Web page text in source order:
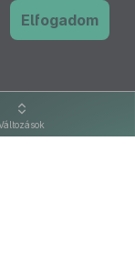
Elfogadom